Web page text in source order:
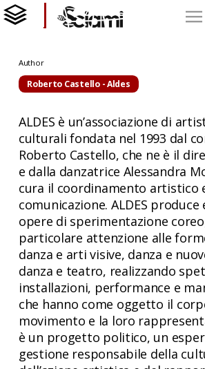
Author
Roberto Castello - Aldes
ALDES è un’associazione di
culturali fondata nel 1993 dal
Roberto Castello, che ne è il
e dalla danzatrice Alessandra
cura il coordinamento artistico
comunicazione. ALDES
opere di sperimentazione
particolare attenzione alle
danza e arti visive, danza e
danza e teatro, realizzando
installazioni, performance e
che hanno come oggetto il
movimento e la loro
è un progetto politico, un
gestione responsabile della